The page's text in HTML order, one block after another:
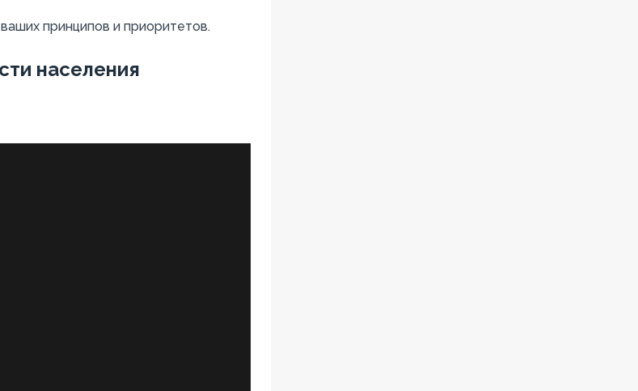
ваших принципов и приоритетов.
населения